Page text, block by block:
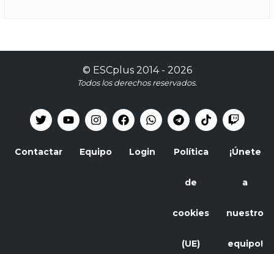
© ESCplus2014 - 2026
Todos los derechos reservados.
Contactar Equipo Login Política
de
cookies
(UE)
¡Únete
a
nuestro
equipo!